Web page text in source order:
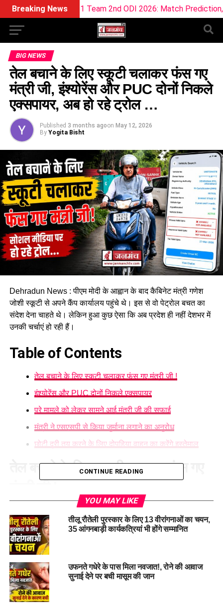
Breaking News
Dream11 Team 2nd ODI 2026: Match Prediction, Pitch
BIG NEWS
तेल बचाने के लिए स्कूटी चलाकर फंस गए
मंत्री जी, इंश्योरेंस और PUC दोनों निकले
एक्सपायर, अब हो रहे ट्रोल …
Published 3 months agoon May 12, 2026
By Yogita Bisht
Dehradun News : पीएम मोदी के आह्वान के बाद कैबिनेट मंत्री गणेश
जोशी स्कूटी से अपने कैंप कार्यालय पहुंचे थे। इस से वो पेट्रोल बचत का
संदेश देना चाहते थे। लेकिन हुआ कुछ ऐसा कि अब प्रदेश ही नहीं देशभर में
उनकी चर्चाएं हो रही हैं।
Table of Contents
तेल बचाने के लिए स्कूटी चलाकर फंस गए मंत्री जी !
इंश्योरेंस और PUC दोनों निकले एक्सपायर
पूरे मामले को लेकर सामने आई मंत्री जी की सफाई
मंत्री ने एसएसपी से किया जुर्माना लगाने का अनुरोध
छोटी दूरी तय करने के लिए दोपहिया वाहन का करेंगे इस्तेमाल
तेल बचाने के लिए स्कूटी चलाकर फंस गए
पेट्रोल बचाने और ईंधन संरक्षण का संदेश देने के लिए
जोशीने गढ़ी कैंट में आयोजित एक कार्यक्रम के बाद सरकारी वाहन का
इस्तेमाल नहीं किया और स्कूटी से अपने आवास रवाना हुए। हालांकि, उनकी
यह पहल दूसरे कारणों से चर्चा में आ गई।
इंश्योरेंस और PUC दोनों निकले एक्सपायर
जिस स्कूटी पर मंत्री सवार थे, उसका इंश्योरेंस और
(PUC) एक्सपायर पाया गया। इतना ही नहीं, स्कूटी के पीछे उनका
CONTINUE READING
YOU MAY LIKE
तीलू रौतेली पुरस्कार के लिए 13 वीरांगनाओं का चयन,
35 आंगनबाड़ी कार्यकत्रियां भी होंगे सम्मानित
उफनते गधेरे के पास मिला नवजात!, रोने की आवाज
सुनाई देने पर बची मासूम की जान